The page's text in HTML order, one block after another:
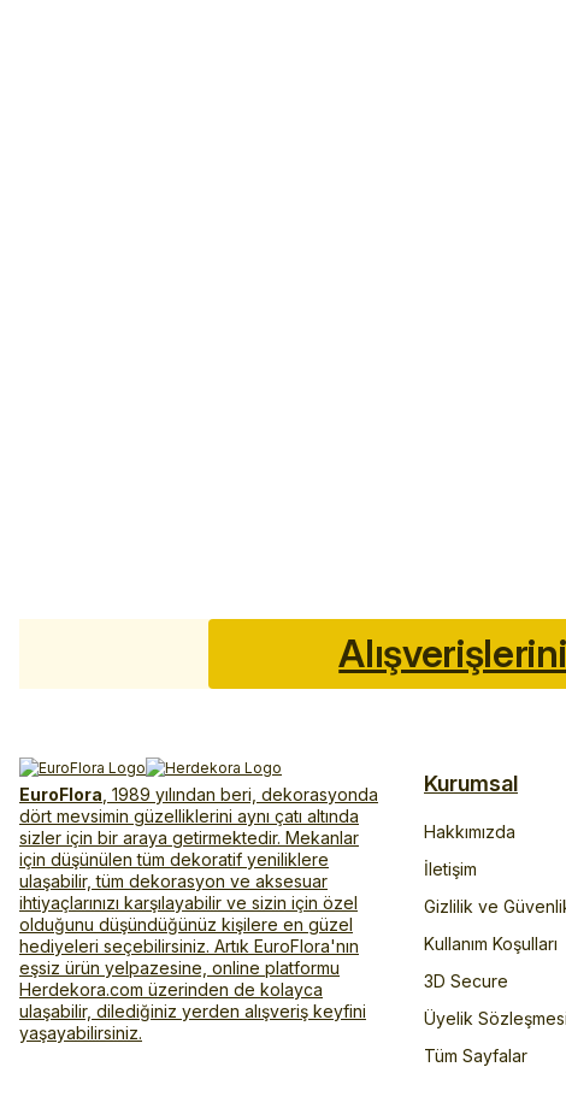
EuroFlora , 1989 yılından beri, dekorasyonda
dört mevsimin güzelliklerini aynı çatı altında
sizler için bir araya getirmektedir. Mekanlar
için düşünülen tüm dekoratif yeniliklere
ulaşabilir, tüm dekorasyon ve aksesuar
ihtiyaçlarınızı karşılayabilir ve sizin için özel
olduğunu düşündüğünüz kişilere en güzel
hediyeleri seçebilirsiniz. Artık EuroFlora'nın
eşsiz ürün yelpazesine, online platformu
Herdekora.com üzerinden de kolayca
ulaşabilir, dilediğiniz yerden alışveriş keyfini
yaşayabilirsiniz.
Kurumsal
Hakkımızda
İletişim
Gizlilik ve
Kullanım Koşulları
3D Secure
Üyelik Sözleşmesi
Tüm Sayfalar